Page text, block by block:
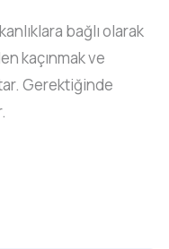
bağlı olarak
kaçınmak ve
Gerektiğinde